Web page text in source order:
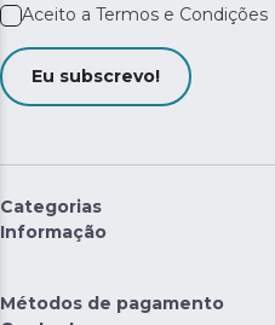
Aceito a Termos e Condições
Eu subscrevo!
Categorias
Informação
Métodos de pagamento